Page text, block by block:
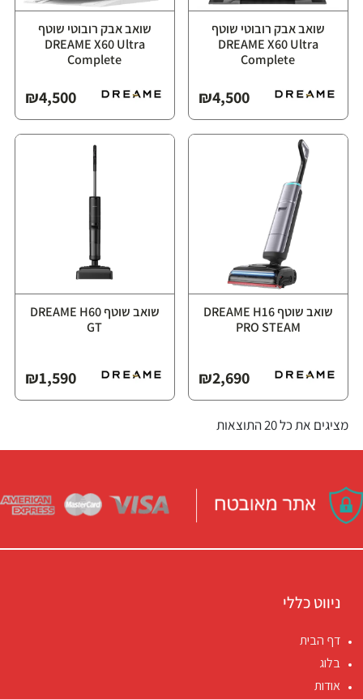
שואב אבק רובוטי שוטף
⁦DREAME X60 Ultra
Complete⁩
₪4,500
שואב אבק רובוטי שוטף
⁦DREAME X60 Ultra
Complete⁩
₪4,500
שואב שוטף ⁦DREAME H16
PRO STEAM⁩
₪2,690
שואב שוטף ⁦DREAME H60
GT⁩
₪1,590
מציגים את כל ⁦20⁩ התוצאות
ניווט כללי
דף הבית
בלוג
אודות